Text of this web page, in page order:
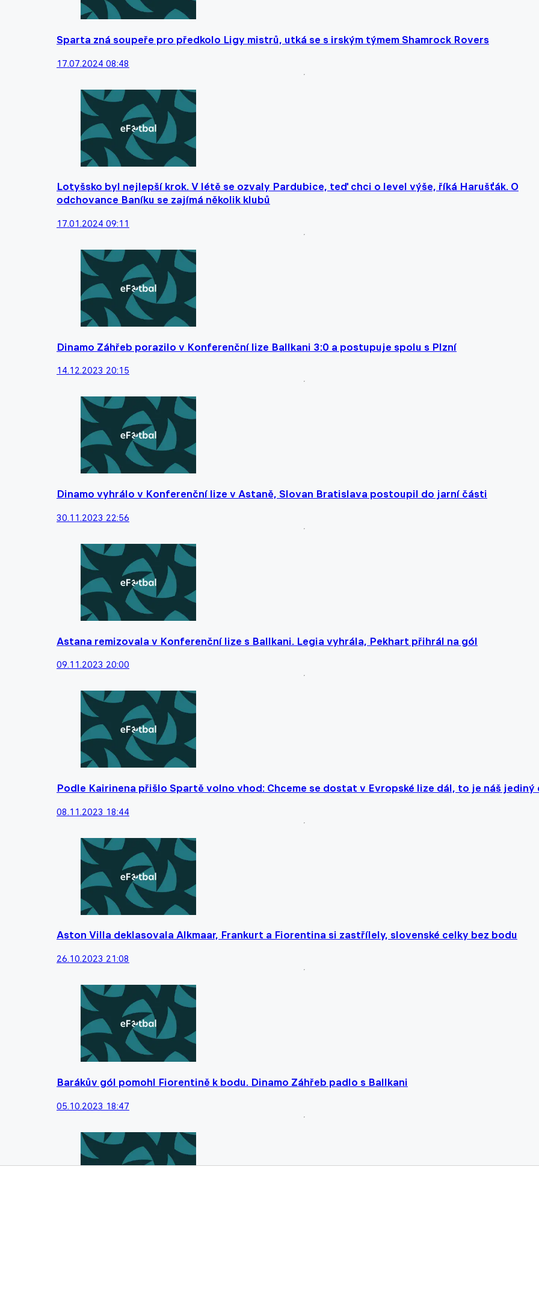
Sparta zná soupeře pro předkolo Ligy mistrů, utká se s irským týmem Shamrock Rovers
17.07.2024 08:48
Lotyšsko byl nejlepší krok. V létě se ozvaly Pardubice, teď chci o level výše, říká Harušťák. O
odchovance Baníku se zajímá několik klubů
17.01.2024 09:11
Dinamo Záhřeb porazilo v Konferenční lize Ballkani 3:0 a postupuje spolu s Plzní
14.12.2023 20:15
Dinamo vyhrálo v Konferenční lize v Astaně, Slovan Bratislava postoupil do jarní části
30.11.2023 22:56
Astana remizovala v Konferenční lize s Ballkani. Legia vyhrála, Pekhart přihrál na gól
09.11.2023 20:00
Podle Kairinena přišlo Spartě volno vhod: Chceme se dostat v Evropské lize dál, to je náš jediný
08.11.2023 18:44
Aston Villa deklasovala Alkmaar, Frankurt a Fiorentina si zastřílely, slovenské celky bez bodu
26.10.2023 21:08
Barákův gól pomohl Fiorentině k bodu. Dinamo Záhřeb padlo s Ballkani
05.10.2023 18:47